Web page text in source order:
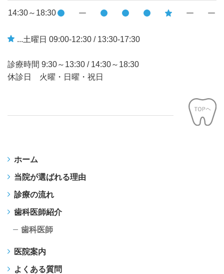
14:30～18:30
...土曜日 09:00-12:30 / 13:30-17:30
診療時間 9:30～13:30 / 14:30～18:30
休診日 火曜・日曜・祝日
ホーム
当院が選ばれる理由
診療の流れ
歯科医師紹介
歯科医師
医院案内
よくある質問